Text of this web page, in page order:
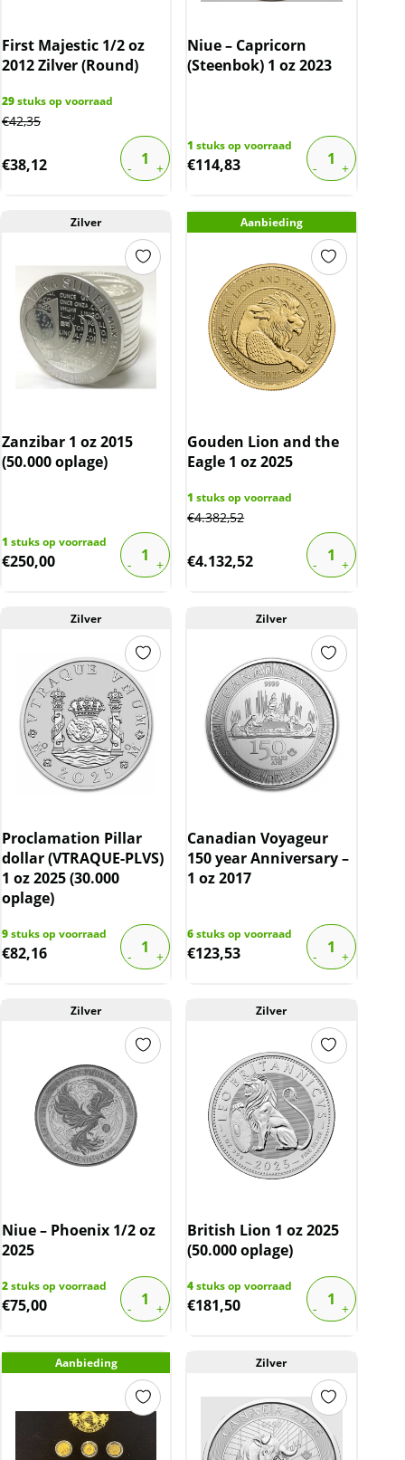
First Majestic 1/2 oz
2012 Zilver (Round)
29stuks op voorraad
€42,35
€38,12
Niue – Capricorn
(Steenbok) 1 oz 2023
1 stuks op voorraad
€114,83
Zilver
Zanzibar 1 oz 2015
(50.000 oplage)
1 stuks op voorraad
€250,00
Aanbieding
Gouden Lion and the
Eagle 1 oz 2025
1 stuks op voorraad
€4.382,52
€4.132,52
Zilver
Proclamation Pillar
dollar (VTRAQUE-PLVS)
1 oz 2025 (30.000
oplage)
9stuks op voorraad
€82,16
Zilver
Canadian Voyageur
150 year Anniversary –
1 oz 2017
6stuks op voorraad
€123,53
Zilver
Niue – Phoenix 1/2 oz
2025
2stuks op voorraad
€75,00
Zilver
British Lion 1 oz 2025
(50.000 oplage)
4stuks op voorraad
€181,50
Aanbieding Zilver